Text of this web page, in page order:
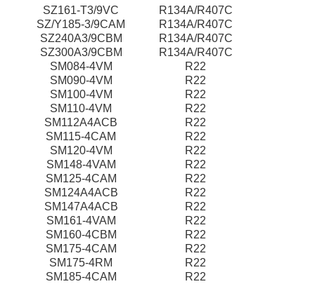
SZ161-T3/9VC
R134A/R407C
SZ/Y185-3/9CAM
R134A/R407C
SZ240A3/9CBM
R134A/R407C
SZ300A3/9CBM
R134A/R407C
SM084-4VM
R22
SM090-4VM
R22
SM100-4VM
R22
SM110-4VM
R22
SM112A4ACB
R22
SM115-4CAM
R22
SM120-4VM
R22
SM148-4VAM
R22
SM125-4CAM
R22
SM124A4ACB
R22
SM147A4ACB
R22
SM161-4VAM
R22
SM160-4CBM
R22
SM175-4CAM
R22
SM175-4RM
R22
SM185-4CAM
R22